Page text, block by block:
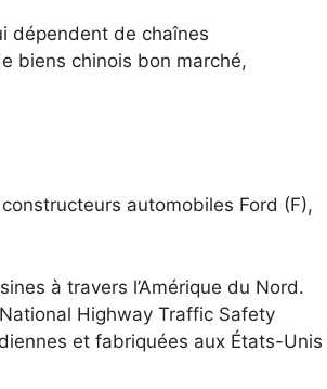
dépendent de chaînes
biens chinois bon marché,
automobiles Ford (F),
à travers l’Amérique du Nord.
Highway Traffic Safety
et fabriquées aux États-Unis